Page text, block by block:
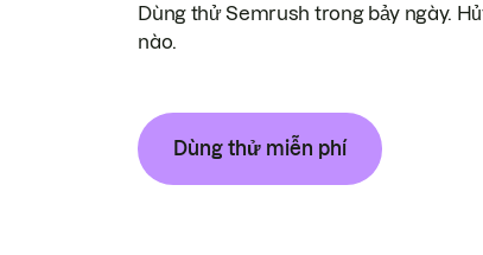
Dùng thử Semrush trong bảy ngày.
nào.
Dùng thử miễn phí